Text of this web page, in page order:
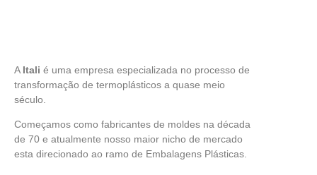
A Itali é uma empresa especializada no processo de
transformação de termoplásticos a quase meio
século.
Começamos como fabricantes de moldes na década
de 70 e atualmente nosso maior nicho de mercado
esta direcionado ao ramo de Embalagens Plásticas.